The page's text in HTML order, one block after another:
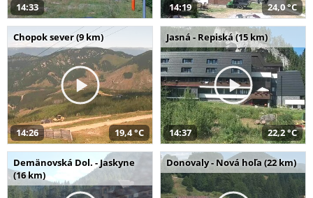
14:33 14:19 24,0 °C
Chopok sever (9 km)
14:26 19,4 °C
Jasná - Repiská (15 km)
14:37 22,2 °C
Demänovská Dol. - Jaskyne
(16 km)
Donovaly - Nová hoľa (22 km)